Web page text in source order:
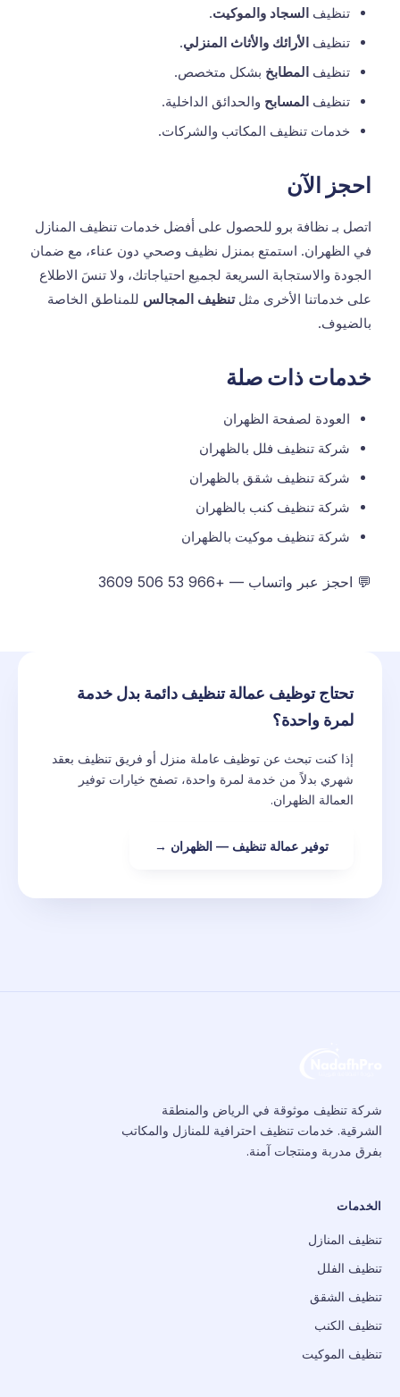
تنظيف السجاد والموكيت.
تنظيف الأرائك والأثاث المنزلي.
تنظيف المطابخ بشكل متخصص.
تنظيف المسابح والحدائق الداخلية.
خدمات تنظيف المكاتب والشركات.
احجز الآن
اتصل بـ نظافة برو للحصول على أفضل خدمات تنظيف المنازل
في الظهران. استمتع بمنزل نظيف وصحي دون عناء، مع ضمان
الجودة والاستجابة السريعة لجميع احتياجاتك، ولا تنسَ الاطلاع
على خدماتنا الأخرى مثلتنظيف المجالس للمناطق الخاصة
بالضيوف.
خدمات ذات صلة
العودة لصفحة الظهران
شركة تنظيف فلل بالظهران
شركة تنظيف شقق بالظهران
شركة تنظيف كنب بالظهران
شركة تنظيف موكيت بالظهران
💬 احجز عبر واتساب — +966 53 506 3609
تحتاج توظيف عمالة تنظيف دائمة بدل خدمة
لمرة واحدة؟
إذا كنت تبحث عن توظيف عاملة منزل أو فريق تنظيف بعقد
شهري بدلاً من خدمة لمرة واحدة، تصفح خيارات توفير
العمالة الظهران.
توفير عمالة تنظيف — الظهران →
شركة تنظيف موثوقة في الرياض والمنطقة
الشرقية. خدمات تنظيف احترافية للمنازل والمكاتب
بفرق مدربة ومنتجات آمنة.
الخدمات
تنظيف المنازل
تنظيف الفلل
تنظيف الشقق
تنظيف الكنب
تنظيف الموكيت